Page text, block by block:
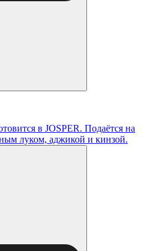
в JOSPER. Подаётся на
луком, аджикой и кинзой.